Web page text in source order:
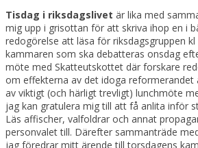
Tisdag i riksdagslivet är lika med
mig upp i grisottan för att skriva ihop en i
redogörelse att läsa för riksdagsgruppen
kammaren som ska debatteras onsdag
möte med Skatteutskottet där forskare
om effekterna av det idoga reformerandet
av viktigt (och härligt trevligt) lunchmöte
jag kan gratulera mig till att få anlita inför
Läs affischer, valfoldrar och annat
personvalet till. Därefter sammanträde
jag föredrar mitt ärende till torsdagens